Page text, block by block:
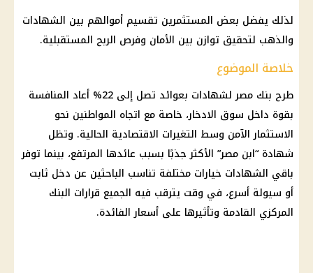
لذلك يفضل بعض المستثمرين تقسيم أموالهم بين الشهادات
والذهب لتحقيق توازن بين الأمان وفرص الربح المستقبلية.
خلاصة الموضوع
طرح بنك مصر لشهادات بعوائد تصل إلى 22% أعاد المنافسة
بقوة داخل سوق الادخار، خاصة مع اتجاه المواطنين نحو
الاستثمار الآمن وسط التغيرات الاقتصادية الحالية. وتظل
شهادة “ابن مصر” الأكثر جذبًا بسبب عائدها المرتفع، بينما توفر
باقي الشهادات خيارات مختلفة تناسب الباحثين عن دخل ثابت
أو سيولة أسرع، في وقت يترقب فيه الجميع قرارات البنك
المركزي القادمة وتأثيرها على أسعار الفائدة.